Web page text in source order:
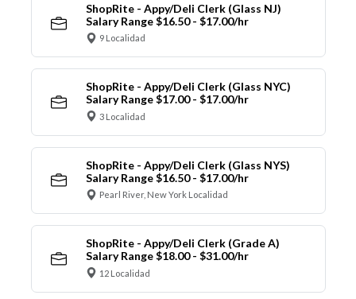
ShopRite - Appy/Deli Clerk (Glass NJ)
Salary Range $16.50 - $17.00/hr
9 Localidad
ShopRite - Appy/Deli Clerk (Glass NYC)
Salary Range $17.00 - $17.00/hr
3 Localidad
ShopRite - Appy/Deli Clerk (Glass NYS)
Salary Range $16.50 - $17.00/hr
Pearl River, New York Localidad
ShopRite - Appy/Deli Clerk (Grade A)
Salary Range $18.00 - $31.00/hr
12 Localidad